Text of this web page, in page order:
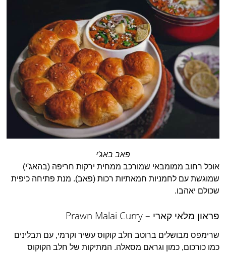
פאב באג'י
אוכל רחוב ממומבאי שמורכב ממחית ירקות חריפה (בהאג'י)
שמוגשת עם לחמניות חמאתיות רכות (פאב). מנת פתיחה כיפית
שכולם יאהבו.
פראון מלאי קארי – Prawn Malai Curry
שרימפס מבושלים ברוטב חלב קוקוס עשיר וקרמי, עם תבלינים
כמו כורכום, כמון וגראם מסאלה. המתיקות של חלב הקוקוס